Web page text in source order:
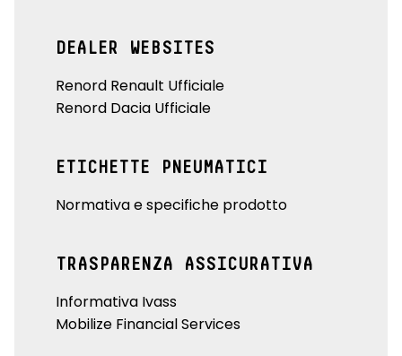
DEALER WEBSITES
Renord Renault Ufficiale
Renord Dacia Ufficiale
ETICHETTE PNEUMATICI
Normativa e specifiche prodotto
TRASPARENZA ASSICURATIVA
Informativa Ivass
Mobilize Financial Services